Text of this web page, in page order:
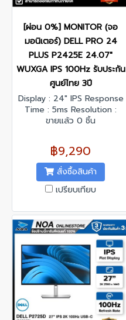
[ผ่อน 0%] MONITOR (จอ
มอนิเตอร์) DELL PRO 24
PLUS P2425E 24.07"
WUXGA IPS 100Hz รับประกัน
ศูนย์ไทย 3ปี
Display : 24" IPS Response
Time : 5ms Resolution :
1920 x 1200 @100 Hz
Interface : DisplayPort x 2,
HDMI x 1 , USB 3.2 Gen1
Type-A x 3,USB 3.2 Gen1
Type-C x 2
ขายแล้ว 0 ชิ้น
฿9,290
สั่งซื้อสินค้า
เปรียบเทียบ